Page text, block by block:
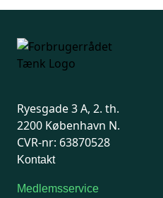
Ryesgade 3 A, 2. th.
2200 København N.
CVR-nr: 63870528
Kontakt
Medlemsservice